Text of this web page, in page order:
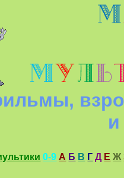
и
0-9 А Б В Г Д Е Ж